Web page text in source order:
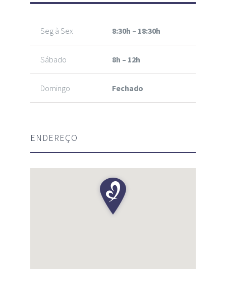
Seg à Sex 8:30h – 18:30h
Sábado 8h – 12h
Domingo Fechado
ENDEREÇO